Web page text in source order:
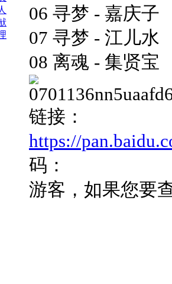
06 寻梦 - 嘉庆子
07 寻梦 - 江儿水
08 离魂 - 集贤宝
链接：
https://
码：
游客，如果您要